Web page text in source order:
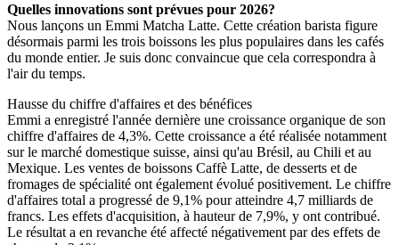
Quelles innovations sont prévues pour 2026?
Nous lançons un Emmi Matcha Latte. Cette création barista figure
désormais parmi les trois boissons les plus populaires dans les cafés
du monde entier. Je suis donc convaincue que cela correspondra à
l'air du temps.
Hausse du chiffre d'affaires et des bénéfices
Emmi a enregistré l'année dernière une croissance organique de son
chiffre d'affaires de 4,3%. Cette croissance a été réalisée notamment
sur le marché domestique suisse, ainsi qu'au Brésil, au Chili et au
Mexique. Les ventes de boissons Caffè Latte, de desserts et de
fromages de spécialité ont également évolué positivement. Le chiffre
d'affaires total a progressé de 9,1% pour atteindre 4,7 milliards de
francs. Les effets d'acquisition, à hauteur de 7,9%, y ont contribué.
Le résultat a en revanche été affecté négativement par des effets de